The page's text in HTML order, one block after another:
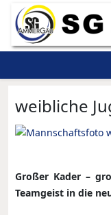
weibliche
Großer Kader –
Teamgeist in die